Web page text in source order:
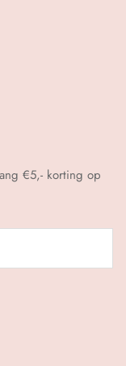
€5,- korting op